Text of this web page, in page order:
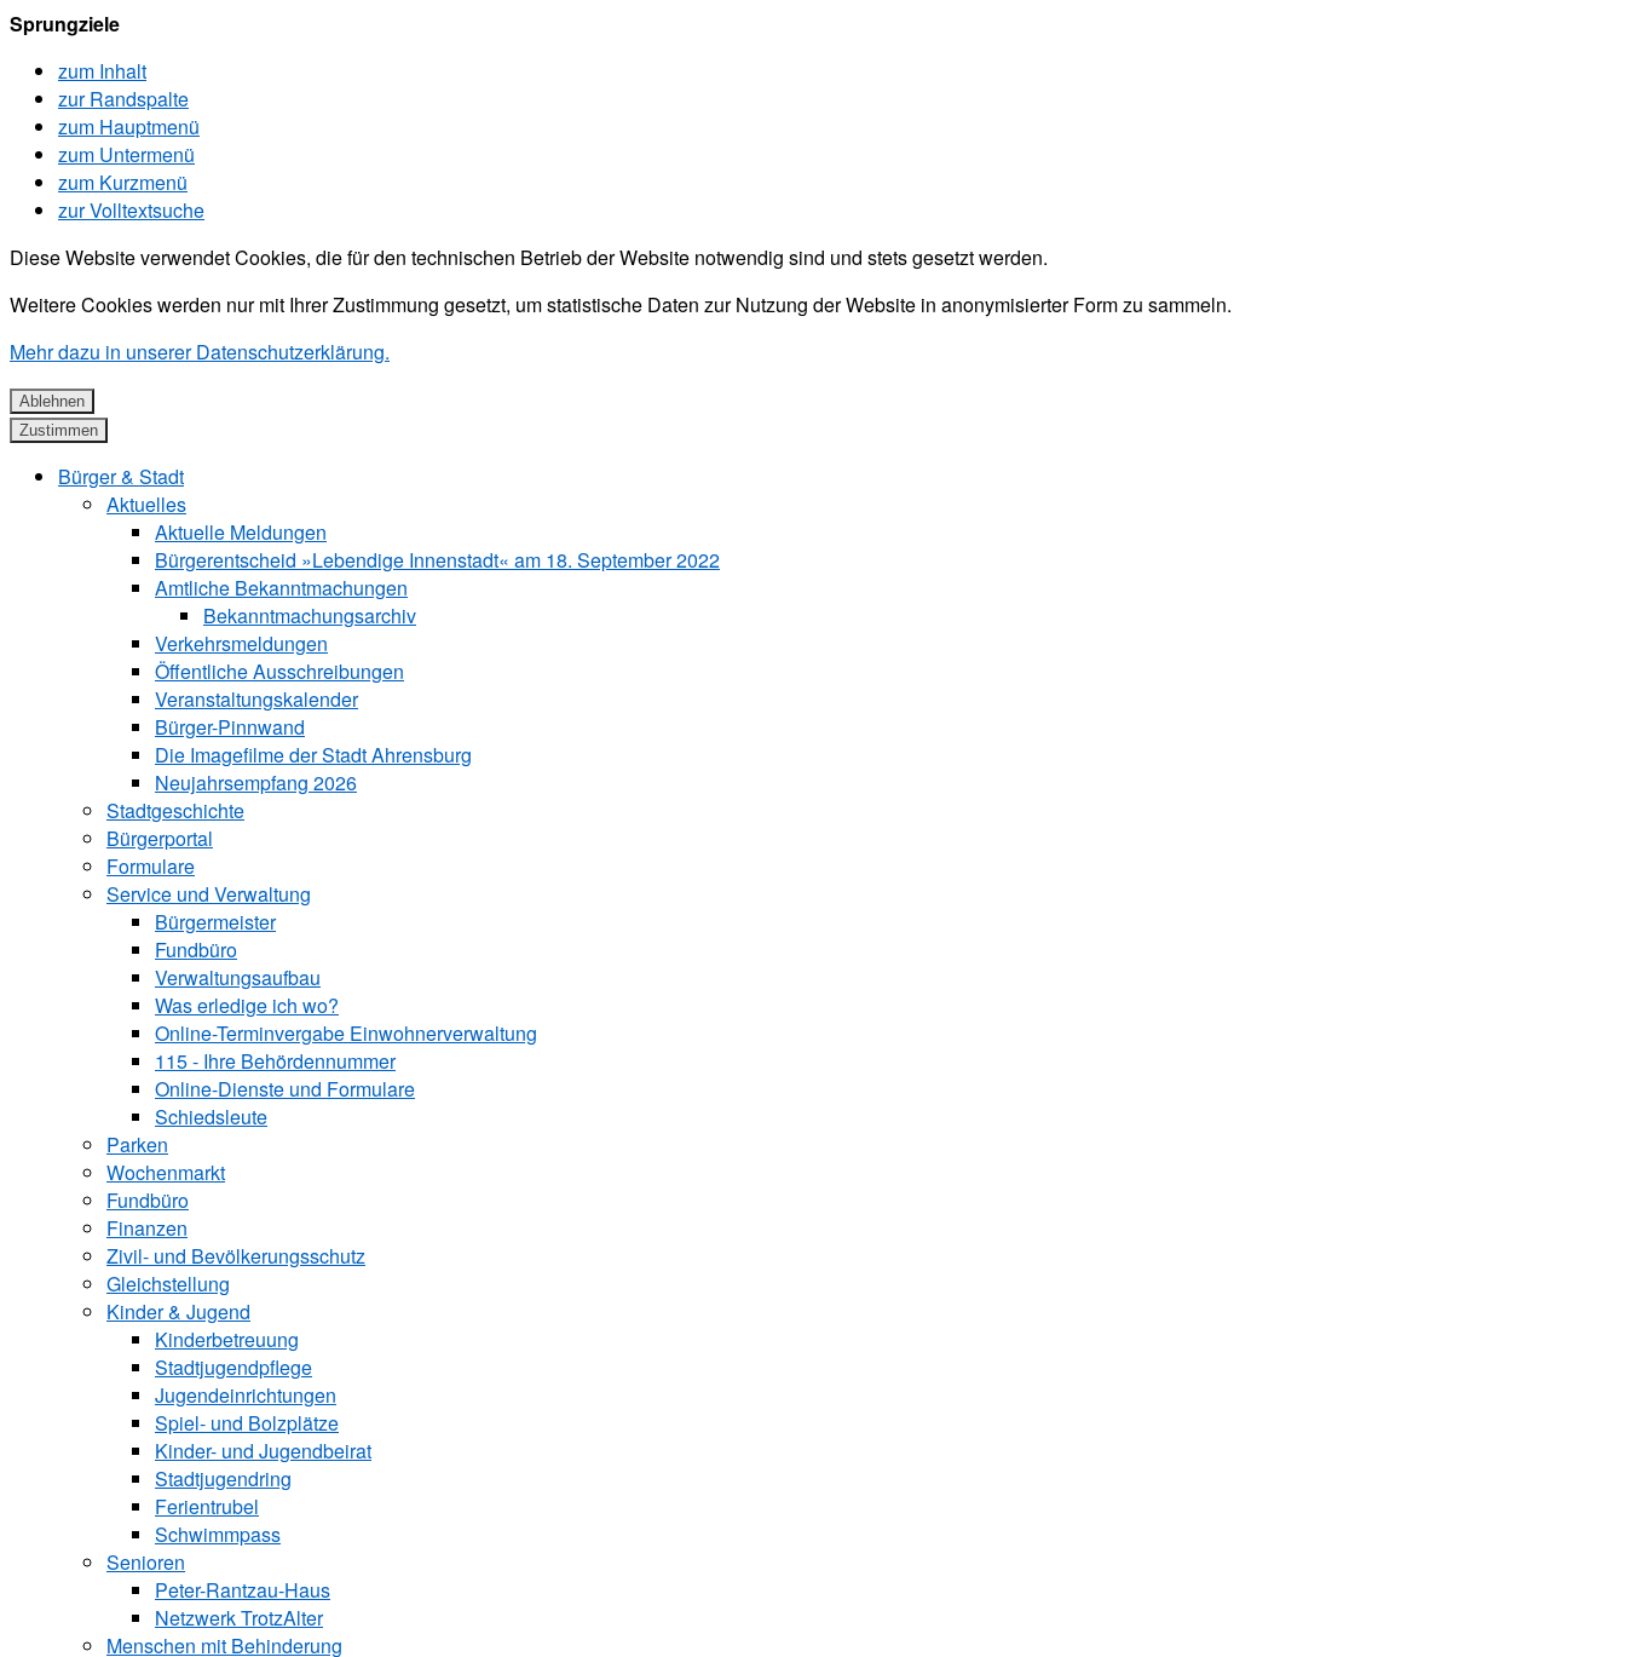
Sprungziele
zum Inhalt
zur Randspalte
zum Hauptmenü
zum Untermenü
zum Kurzmenü
zur Volltextsuche
Diese Website verwendet Cookies, die für den technischen Betrieb der Website notwendig sind und stets gesetzt werden.
Weitere Cookies werden nur mit Ihrer Zustimmung gesetzt, um statistische Daten zur Nutzung der Website in anonymisierter Form zu sammeln.
Mehr dazu in unserer Datenschutzerklärung.
Ablehnen
Zustimmen
Bürger & Stadt
Aktuelles
Aktuelle Meldungen
Bürgerentscheid »Lebendige Innenstadt« am 18. September 2022
Amtliche Bekanntmachungen
Bekanntmachungs­archiv
Verkehrsmeldungen
Öffentliche Ausschreibungen
Veranstaltungskalender
Bürger-Pinnwand
Die Imagefilme der Stadt Ahrensburg
Neujahrsempfang 2026
Stadtgeschichte
Bürgerportal
Formulare
Service und Verwaltung
Bürgermeister
Fundbüro
Verwaltungsaufbau
Was erledige ich wo?
Online-Terminvergabe Einwohnerverwaltung
115 - Ihre Behördennummer
Online-Dienste und Formulare
Schiedsleute
Parken
Wochenmarkt
Fundbüro
Finanzen
Zivil- und Bevölkerungsschutz
Gleichstellung
Kinder & Jugend
Kinderbetreuung
Stadtjugendpflege
Jugendeinrichtungen
Spiel- und Bolzplätze
Kinder- und Jugendbeirat
Stadtjugendring
Ferientrubel
Schwimmpass
Senioren
Peter-Rantzau-Haus
Netzwerk TrotzAlter
Menschen mit Behinderung